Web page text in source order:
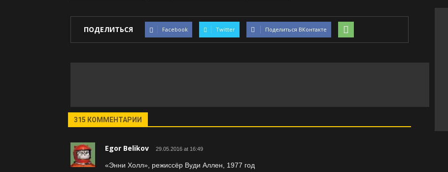
ПОДЕЛИТЬСЯ Facebook Twitter Поделиться ВКонтакте
315 КОММЕНТАРИИ
Egor Belikov 29.05.2016 at 16:49
«Энни Холл», режиссёр Вуди Аллен, 1977 год